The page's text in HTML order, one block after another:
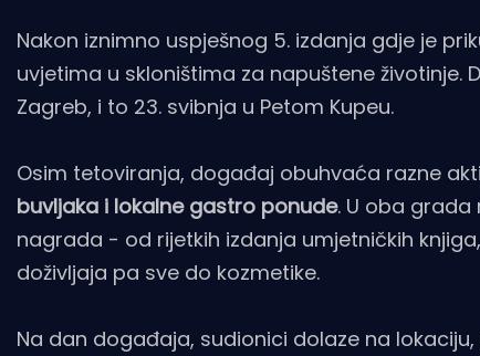
Nakon iznimno uspješnog 5. izdanja gdje je
uvjetima u skloništima za napuštene životinje.
Zagreb, i to 23. svibnja u Petom Kupeu.
Osim tetoviranja, događaj obuhvaća razne
buvljaka i lokalne gastro ponude. U oba
nagrada - od rijetkih izdanja umjetničkih
doživljaja pa sve do kozmetike.
Na dan događaja, sudionici dolaze na